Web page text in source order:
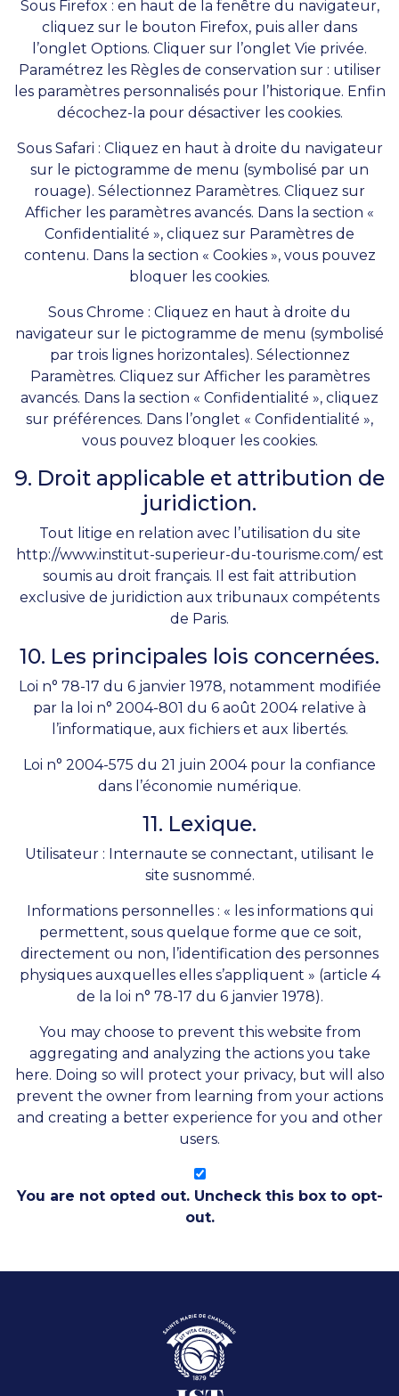
Sous Firefox : en haut de la fenêtre du navigateur,
cliquez sur le bouton Firefox, puis aller dans
l’onglet Options. Cliquer sur l’onglet Vie privée.
Paramétrez les Règles de conservation sur : utiliser
les paramètres personnalisés pour l’historique. Enfin
décochez-la pour désactiver les cookies.
Sous Safari : Cliquez en haut à droite du navigateur
sur le pictogramme de menu (symbolisé par un
rouage). Sélectionnez Paramètres. Cliquez sur
Afficher les paramètres avancés. Dans la section «
Confidentialité », cliquez sur Paramètres de
contenu. Dans la section « Cookies », vous pouvez
bloquer les cookies.
Sous Chrome : Cliquez en haut à droite du
navigateur sur le pictogramme de menu (symbolisé
par trois lignes horizontales). Sélectionnez
Paramètres. Cliquez sur Afficher les paramètres
avancés. Dans la section « Confidentialité », cliquez
sur préférences. Dans l’onglet « Confidentialité »,
vous pouvez bloquer les cookies.
9. Droit applicable et attribution de
juridiction.
Tout litige en relation avec l’utilisation du site
http://www.institut-superieur-du-tourisme.com/est
soumis au droit français. Il est fait attribution
exclusive de juridiction aux tribunaux compétents
de Paris.
10. Les principales lois concernées.
Loi n° 78-17 du 6 janvier 1978, notamment modifiée
par la loi n° 2004-801 du 6 août 2004 relative à
l’informatique, aux fichiers et aux libertés.
Loi n° 2004-575 du 21 juin 2004 pour la confiance
dans l’économie numérique.
11. Lexique.
Utilisateur : Internaute se connectant, utilisant le
site susnommé.
Informations personnelles : « les informations qui
permettent, sous quelque forme que ce soit,
directement ou non, l’identification des personnes
physiques auxquelles elles s’appliquent » (article 4
de la loi n° 78-17 du 6 janvier 1978).
You may choose to prevent this website from
aggregating and analyzing the actions you take
here. Doing so will protect your privacy, but will also
prevent the owner from learning from your actions
and creating a better experience for you and other
users.
You are not opted out. Uncheck this box to opt-
out.